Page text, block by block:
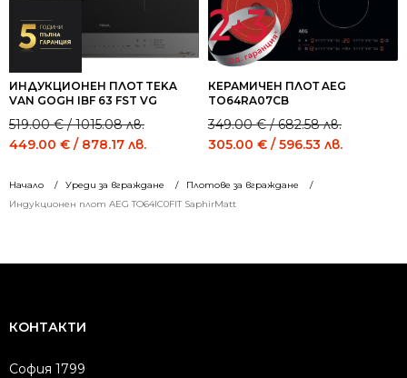
Начало Уреди за вграждане
Плотове за вграждане
Индукционен плот AEG TO64IC0FIT SaphirMatt
ИНДУКЦИОНЕН ПЛОТ TEKA
VAN GOGH IBF 63 FST VG
519.00€/ 1015.08 лв.
Original
price
519.00 €
/
449.00 € / 878.17 лв.
Current
price
449.00 €
/
КЕРАМИЧЕН ПЛОТ AEG
TO64RA07CB
349.00€/ 682.58 лв.
Original
price
349.00 €
/
305.00 € / 596.53 лв.
Current
price
305.00 €
/
КОНТАКТИ
София 1799